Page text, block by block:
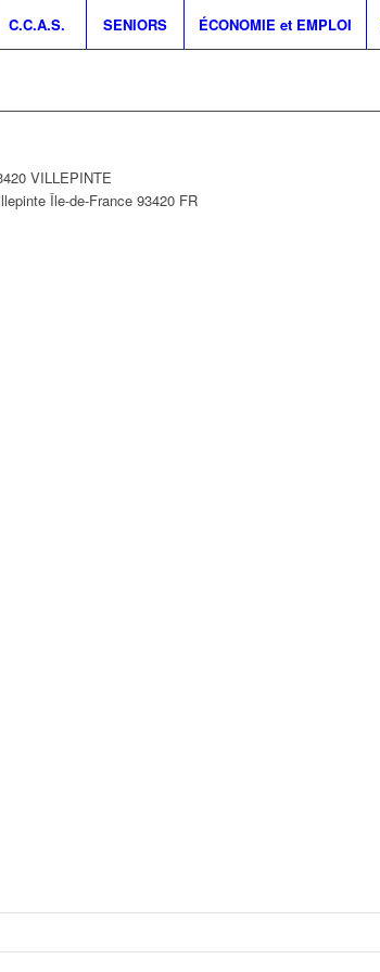
C.C.A.S. SENIORS ÉCONOMIE et EMPLOI
VILLEPINTE
Île-de-France 93420 FR